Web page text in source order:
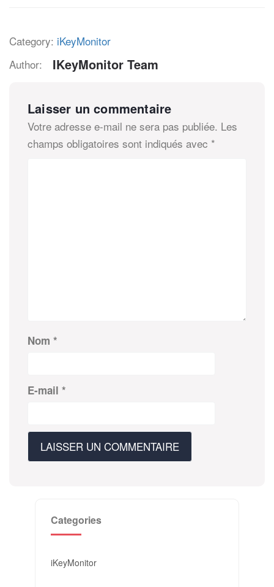
Category: iKeyMonitor
Author:
IKeyMonitor Team
Laisser un commentaire
Votre adresse e-mail ne sera pas publiée. Les
champs obligatoires sont indiqués avec *
Nom *
E-mail *
Categories
iKeyMonitor